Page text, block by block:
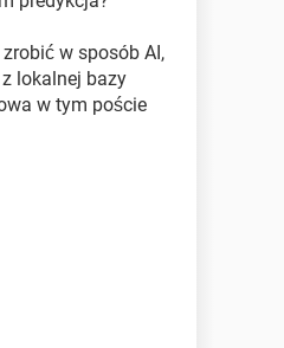
w sposób AI,
lokalnej bazy
w tym poście